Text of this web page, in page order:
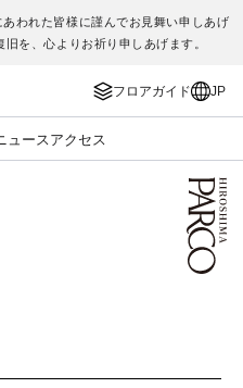
われた皆様に謹んでお見舞い申しあげ
を、心よりお祈り申しあげます。
フロアガイド JP
ュース アクセス